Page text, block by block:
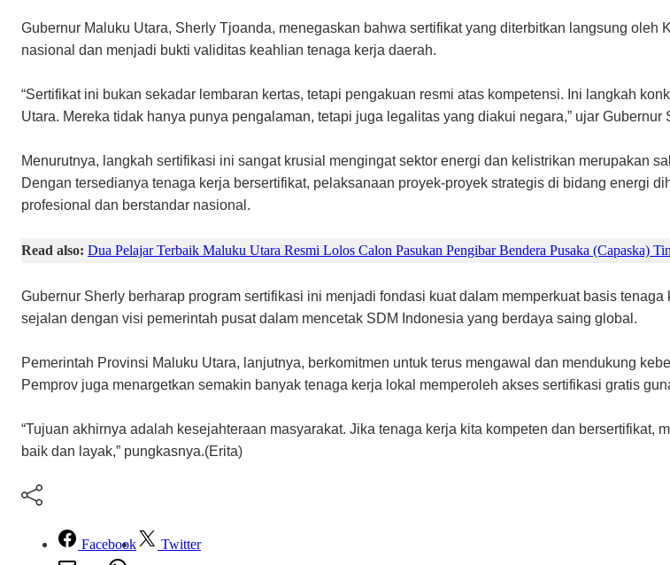
Gubernur Maluku Utara, Sherly Tjoanda, menegaskan bahwa sertifikat yang diterbitkan langsung oleh
nasional dan menjadi bukti validitas keahlian tenaga kerja daerah.
“Sertifikat ini bukan sekadar lembaran kertas, tetapi pengakuan resmi atas kompetensi. Ini langkah
Utara. Mereka tidak hanya punya pengalaman, tetapi juga legalitas yang diakui negara,” ujar Gubernur
Menurutnya, langkah sertifikasi ini sangat krusial mengingat sektor energi dan kelistrikan merupakan
Dengan tersedianya tenaga kerja bersertifikat, pelaksanaan proyek-proyek strategis di bidang energi
profesional dan berstandar nasional.
Read also: Dua Pelajar Terbaik Maluku Utara Resmi Lolos Calon Pasukan Pengibar Bendera Pusaka (Capaska)
Gubernur Sherly berharap program sertifikasi ini menjadi fondasi kuat dalam memperkuat basis
sejalan dengan visi pemerintah pusat dalam mencetak SDM Indonesia yang berdaya saing global.
Pemerintah Provinsi Maluku Utara, lanjutnya, berkomitmen untuk terus mengawal dan mendukung
Pemprov juga menargetkan semakin banyak tenaga kerja lokal memperoleh akses sertifikasi gratis
“Tujuan akhirnya adalah kesejahteraan masyarakat. Jika tenaga kerja kita kompeten dan bersertifikat,
baik dan layak,” pungkasnya.(Erita)
Facebook
Twitter